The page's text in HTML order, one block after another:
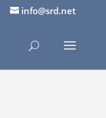
info@srd.net